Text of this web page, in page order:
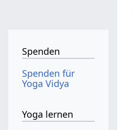
Spenden
Spenden für
Yoga Vidya
Yoga lernen